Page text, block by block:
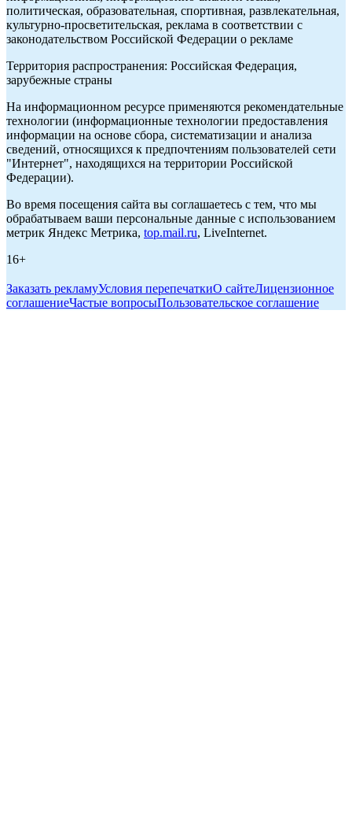
политическая, образовательная, спортивная, развлекательная,
культурно-просветительская, реклама в соответствии с
законодательством Российской Федерации о рекламе
Территория распространения: Российская Федерация,
зарубежные страны
На информационном ресурсе применяются рекомендательные
технологии (информационные технологии предоставления
информации на основе сбора, систематизации и анализа
сведений, относящихся к предпочтениям пользователей сети
"Интернет", находящихся на территории Российской
Федерации).
Во время посещения сайта вы соглашаетесь с тем, что мы
обрабатываем ваши персональные данные с использованием
метрик Яндекс Метрика, top.mail.ru, LiveInternet.
16+
Заказать рекламуУсловия перепечаткиО сайтеЛицензионное
соглашениеЧастые вопросыПользовательское соглашение